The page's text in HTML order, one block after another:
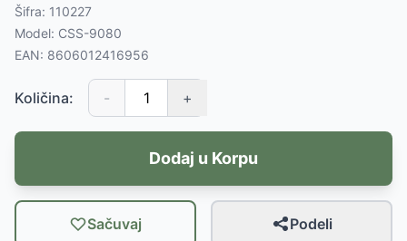
Šifra: 110227
Model: CSS-9080
EAN: 8606012416956
Količina: - +
Dodaj u Korpu
Sačuvaj Podeli